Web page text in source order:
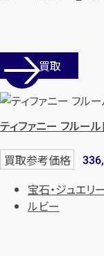
店舗買取
ティファニー フルー
買取参考価格
宝石・ジュエリー
ルビー